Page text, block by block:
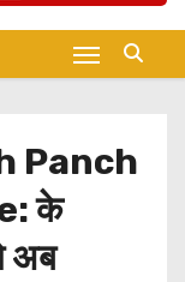
Panch
के
अब